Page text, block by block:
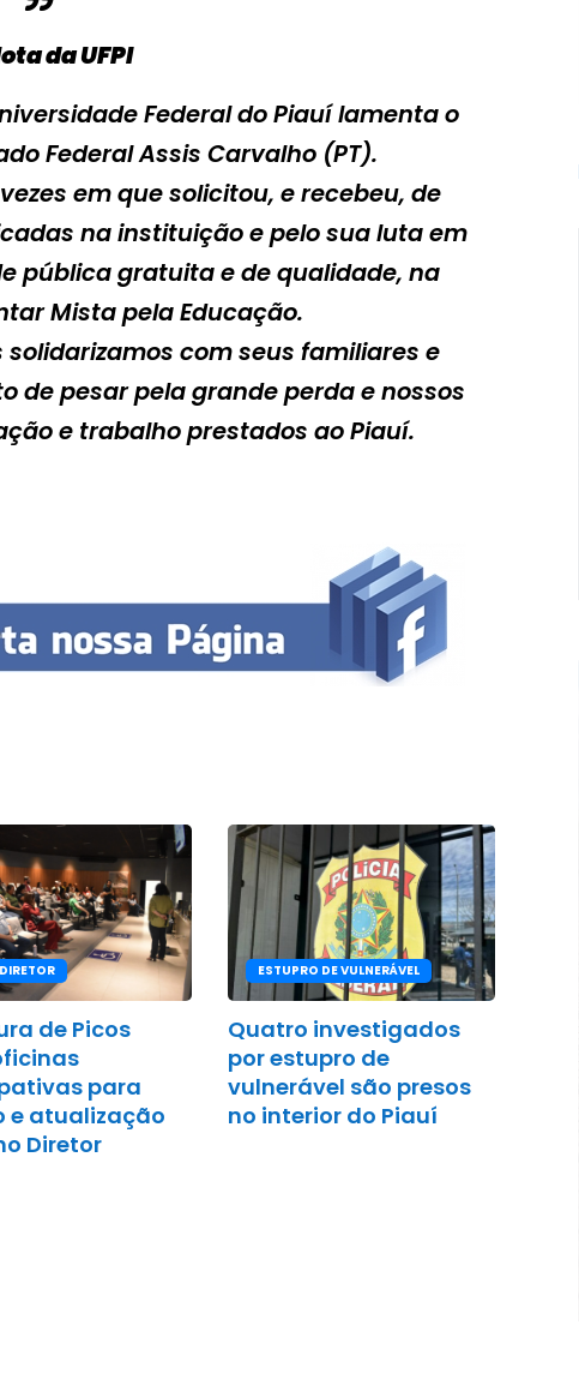
da UFPI
Federal do Piauí lamenta o
Federal Assis Carvalho (PT).
em que solicitou, e recebeu, de
na instituição e pelo sua luta em
pública gratuita e de qualidade, na
Mista pela Educação.
com seus familiares e
de pesar pela grande perda e nossos
e trabalho prestados ao Piauí.
de Picos
para
e atualização
Diretor
ESTUPRO DE VULNERÁVEL
Quatro investigados
por estupro de
vulnerável são presos
no interior do Piauí